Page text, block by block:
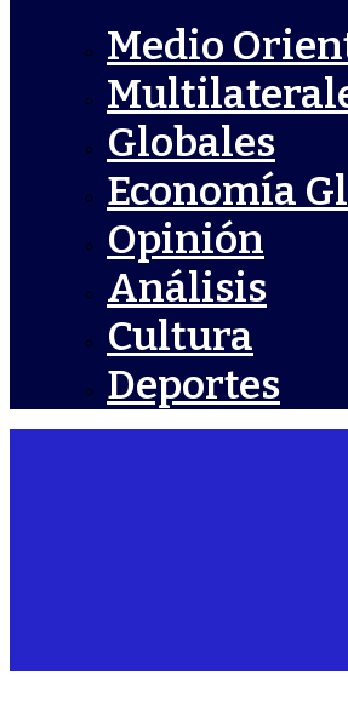
Medio
Globales
Economía
Opinión
Análisis
Cultura
Deportes